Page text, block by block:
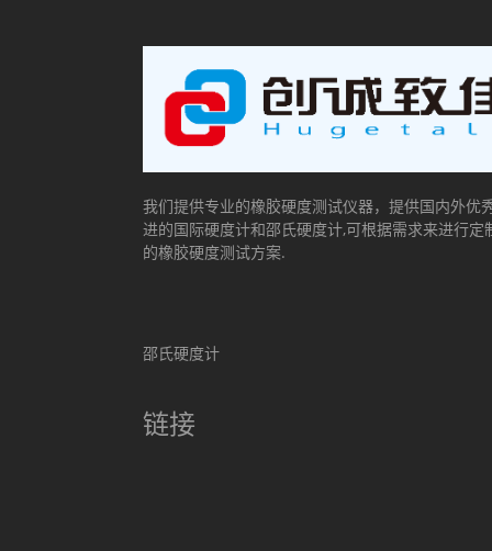
我们提供专业的橡胶硬度测试仪器，提供国内外优
进的国际硬度计和邵氏硬度计,可根据需求来进行定
的橡胶硬度测试方案.
邵氏硬度计
链接